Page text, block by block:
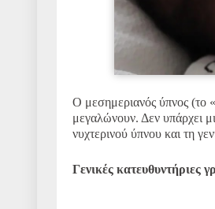
Ο μεσημεριανός ύπνος (το
μεγαλώνουν. Δεν υπάρχει
νυχτερινού ύπνου και τη
Γενικές κατευθυντήριες